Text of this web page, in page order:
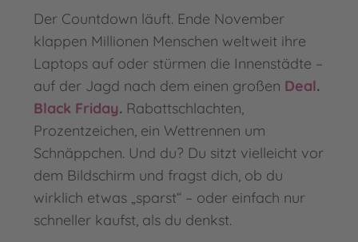
Der Countdown läuft. Ende November
klappen Millionen Menschen weltweit ihre
Laptops auf oder stürmen die Innenstädte –
auf der Jagd nach dem einen großen Deal.
Black Friday. Rabattschlachten,
Prozentzeichen, ein Wettrennen um
Schnäppchen. Und du? Du sitzt vielleicht vor
dem Bildschirm und fragst dich, ob du
wirklich etwas „sparst“ – oder einfach nur
schneller kaufst, als du denkst.